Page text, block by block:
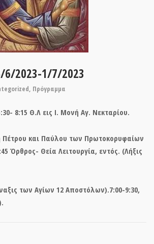
6/2023-1/7/2023
, Πρόγραμμα
8:15 Θ.Λ εις Ι. Μονή Αγ. Νεκταρίου.
Πέτρου και Παύλου των Πρωτοκορυφαίων
Όρθρος- Θεία Λειτουργία, εντός. (Λήξις
των Αγίων 12 Αποστόλων).7:00-9:30,